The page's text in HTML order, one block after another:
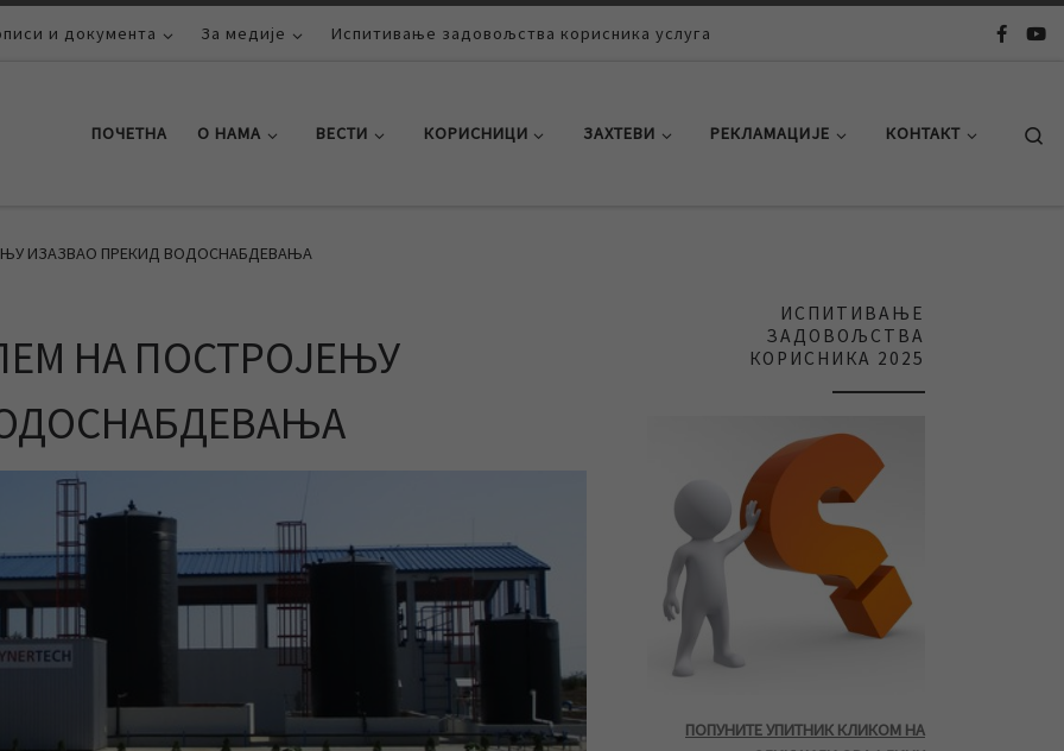
и документа За медије Испитивање задовољства корисника услуга
ПОЧЕТНА О НАМА ВЕСТИ КОРИСНИЦИ ЗАХТЕВИ РЕКЛАМАЦИЈЕ КОНТАКТ
ИЗАЗВАО ПРЕКИД ВОДОСНАБДЕВАЊА
НА ПОСТРОЈЕЊУ
ИСПИТИВАЊЕ
ЗАДОВОЉСТВА
КОРИСНИКА 2025
ПОПУНИТЕ УПИТНИК КЛИКОМ НА